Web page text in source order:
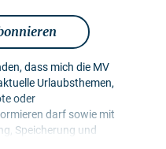
dass mich die MV
oder
darf sowie mit
Speicherung und
und Klickraten in